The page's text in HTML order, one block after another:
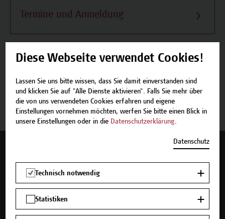
Termine und Anmeldung
Beschreibung
Termine und Anmeldung
Unser Angebot
Seminare und Zertifikatsprogramme
Diese Webseite verwendet Cookies!
Lassen Sie uns bitte wissen, dass Sie damit einverstanden sind
und klicken Sie auf "Alle Dienste aktivieren". Falls Sie mehr über
die von uns verwendeten Cookies erfahren und eigene
Einstellungen vornehmen möchten, werfen Sie bitte einen Blick in
unsere Einstellungen oder in die Datenschutzerklärung.
Datenschutz
Technisch notwendig
Statistiken